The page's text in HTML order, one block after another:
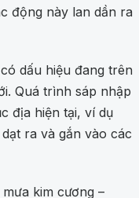
động này lan dần ra
dấu hiệu đang trên
Quá trình sáp nhập
địa hiện tại, ví dụ
ra và gắn vào các
kim cương –